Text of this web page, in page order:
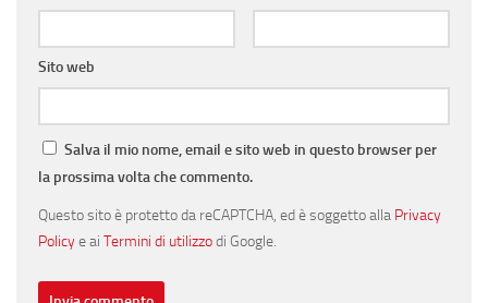
Sito web
Salva il mio nome, email e sito web in questo browser per
la prossima volta che commento.
Questo sito è protetto da reCAPTCHA, ed è soggetto alla Privacy
Policye ai Termini di utilizzodi Google.